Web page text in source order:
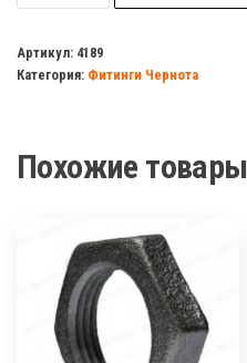
25
металл
Артикул: 4189
Категория: Фитинги Чернота
Похожие товары